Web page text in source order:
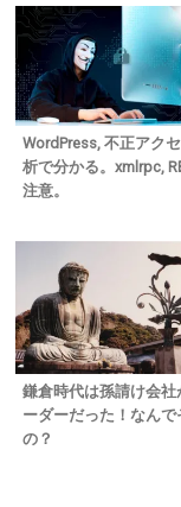
WordPress, 不正アク
析で分かる。xmlrpc,
注意。
鎌倉時代は孫請け会社
ーダーだった！なんで
の？